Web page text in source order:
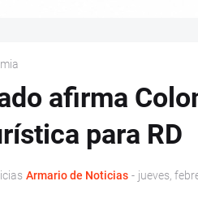
afirma
para RD
Armario de Noticias - jueves,